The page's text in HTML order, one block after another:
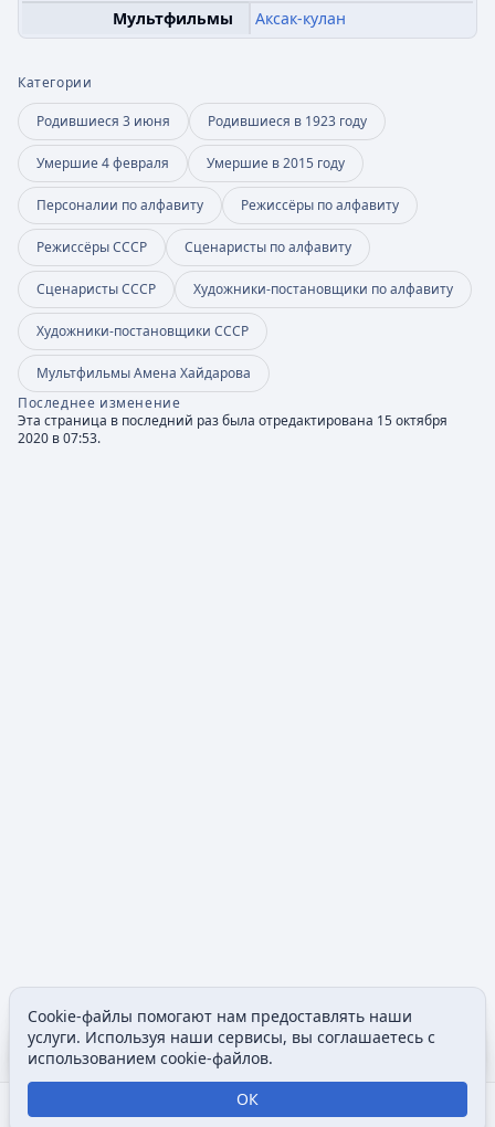
Просмотры
Мультфильмы Аксак-кулан
Содержание
Категории
Родившиеся 3 июня Родившиеся в 1923 году
Умершие 4 февраля Умершие в 2015 году
Персоналии по алфавиту Режиссёры по алфавиту
Режиссёры СССР Сценаристы по алфавиту
Сценаристы СССР Художники-постановщики по алфавиту
Художники-постановщики СССР
Мультфильмы Амена Хайдарова
Последнее изменение
Эта страница в последний раз была отредактирована 15 октября
2020 в 07:53.
Cookie-файлы помогают нам предоставлять наши
услуги. Используя наши сервисы, вы соглашаетесь с
использованием cookie-файлов.
ОК